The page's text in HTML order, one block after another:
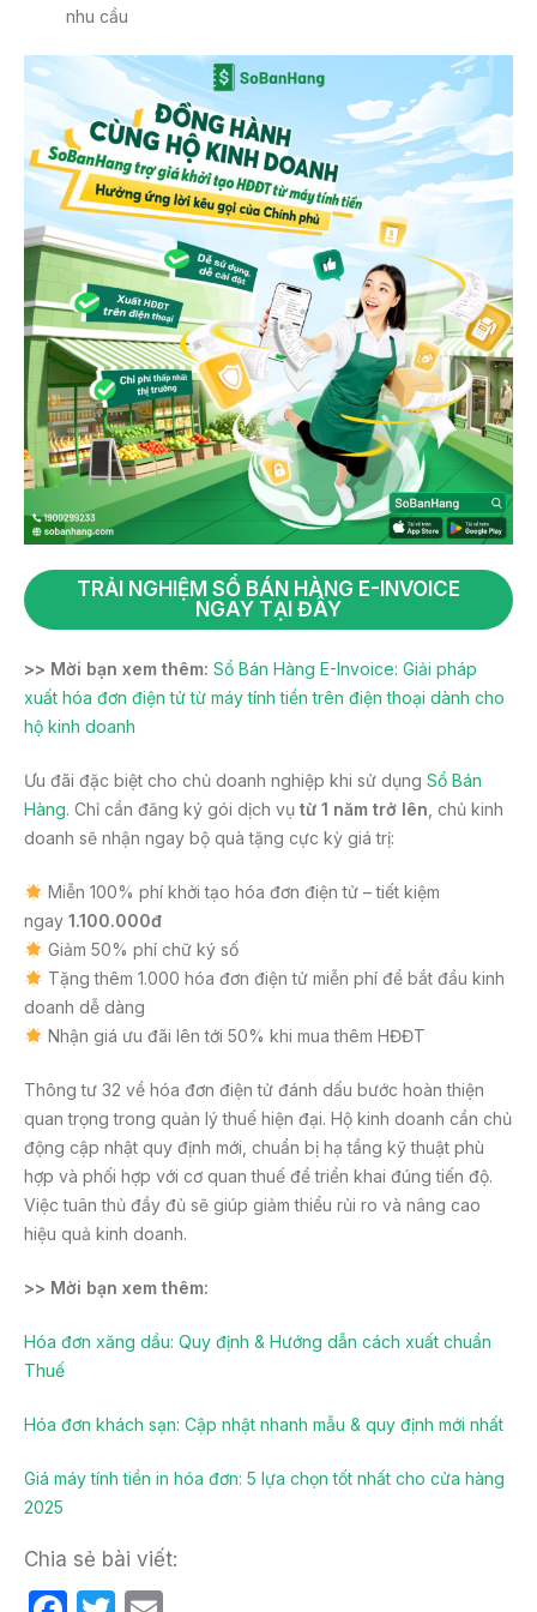
nhu cầu
TRẢI NGHIỆM SỔ BÁN HÀNG E-INVOICE
NGAY TẠI ĐÂY
>> Mời bạn xem thêm: Sổ Bán Hàng E-Invoice: Giải pháp
xuất hóa đơn điện tử từ máy tính tiền trên điện thoại dành cho
hộ kinh doanh
Ưu đãi đặc biệt cho chủ doanh nghiệp khi sử dụng Sổ Bán
Hàng. Chỉ cần đăng ký gói dịch vụ từ 1 năm trở lên, chủ kinh
doanh sẽ nhận ngay bộ quà tặng cực kỳ giá trị:
Miễn 100% phí khởi tạo hóa đơn điện tử – tiết kiệm
ngay 1.100.000đ
Giảm 50% phí chữ ký số
Tặng thêm 1.000 hóa đơn điện tử miễn phí để bắt đầu kinh
doanh dễ dàng
Nhận giá ưu đãi lên tới 50% khi mua thêm HĐĐT
Thông tư 32 về hóa đơn điện tử đánh dấu bước hoàn thiện
quan trọng trong quản lý thuế hiện đại. Hộ kinh doanh cần chủ
động cập nhật quy định mới, chuẩn bị hạ tầng kỹ thuật phù
hợp và phối hợp với cơ quan thuế để triển khai đúng tiến độ.
Việc tuân thủ đầy đủ sẽ giúp giảm thiểu rủi ro và nâng cao
hiệu quả kinh doanh.
>> Mời bạn xem thêm:
Hóa đơn xăng dầu: Quy định & Hướng dẫn cách xuất chuẩn
Thuế
Hóa đơn khách sạn: Cập nhật nhanh mẫu & quy định mới nhất
Giá máy tính tiền in hóa đơn: 5 lựa chọn tốt nhất cho cửa hàng
2025
Chia sẻ bài viết: